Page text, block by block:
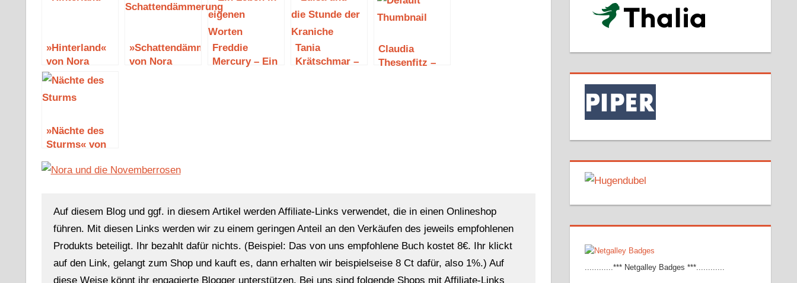
»Hinterland«
von Nora
Luttmer
»Schattendämmerung«
von Nora
Freddie
Mercury – Ein
Tania
Krätschmar –
Claudia
Thesenfitz –
»Nächte des
Sturms« von
Auf diesem Blog und ggf. in diesem Artikel werden Affiliate-Links verwendet, die in einen Onlineshop
führen. Mit diesen Links werden wir zu einem geringen Anteil an den Verkäufen des jeweils empfohlenen
Produkts beteiligt. Ihr bezahlt dafür nichts. (Beispiel: Das von uns empfohlene Buch kostet 8€. Ihr klickt
auf den Link, gelangt zum Shop und kauft es, dann erhalten wir beispielseise 8 Ct dafür, also 1%.) Auf
diese Weise könnt ihr engagierte Blogger unterstützen. Bei uns sind folgende Shops mit Affiliate-Links
............*** Netgalley Badges ***............